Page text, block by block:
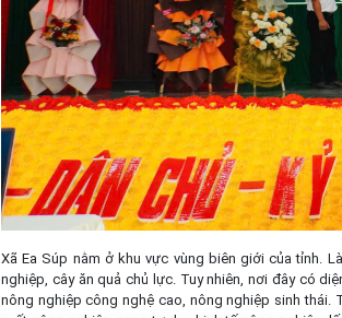
Xã Ea Súp nằm ở khu vực vùng biên giới của tỉnh.
nghiệp, cây ăn quả chủ lực. Tuy nhiên, nơi đây có
nông nghiệp công nghệ cao, nông nghiệp sinh thái.